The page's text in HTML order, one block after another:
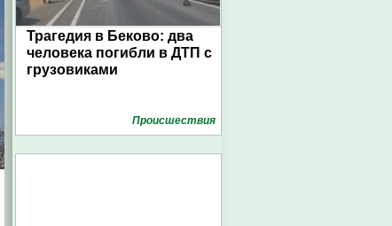
Трагедия в Беково: два
человека погибли в ДТП с
грузовиками
Проиcшествия